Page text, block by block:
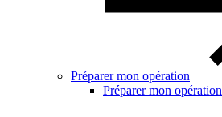
Préparer mon opération
Préparer mon opération